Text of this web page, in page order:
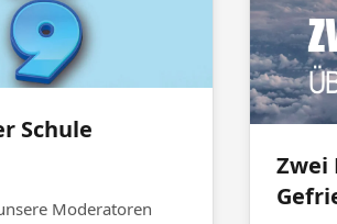
Schule
Moderatoren
Zwei